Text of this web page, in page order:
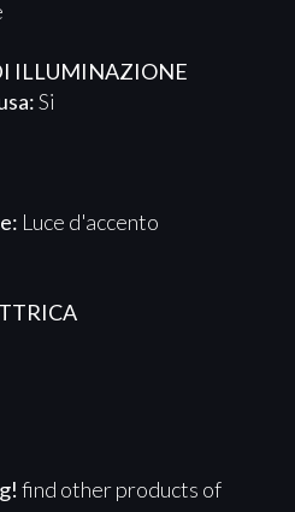
ILLUMINAZIONE
Si
Luce d'accento
find other products of